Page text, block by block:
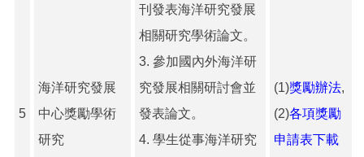
5
海洋研究發展
中心獎勵學術
研究
刊發表海洋研究發展
相關研究學術論文。
3. 參加國內外海洋研
究發展相關研討會並
發表論文。
4. 學生從事海洋研究
(1)獎勵辦法,
(2)各項獎勵
申請表下載